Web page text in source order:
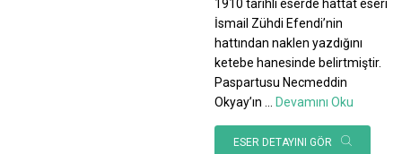
1910 tarihli eserde hattat eseri
İsmail Zühdi Efendi’nin
hattından naklen yazdığını
ketebe hanesinde belirtmiştir.
Paspartusu Necmeddin
Okyay’ın
Devamını Oku
ESER DETAYINI GÖR